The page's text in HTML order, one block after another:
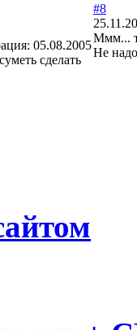
05.08.2005
сделать
#8
Ммм...
Не